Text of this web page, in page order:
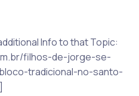
Info to that Topic:
filhos-de-jorge-se-
tradicional-no-santo-